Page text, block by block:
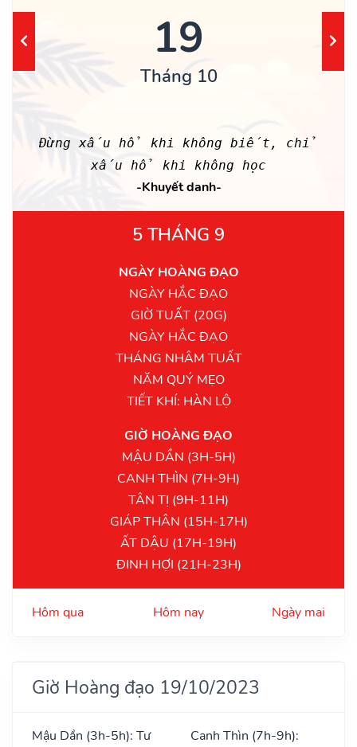
19
Tháng 10
Đừng xấu hổ khi không biết, chỉ
xấu hổ khi không học
-Khuyết danh-
5 THÁNG 9
NGÀY HOÀNG ĐẠO
NGÀY HẮC ĐẠO
GIỜ TUẤT (20G)
NGÀY HẮC ĐẠO
THÁNG NHÂM TUẤT
NĂM QUÝ MẸO
TIẾT KHÍ: HÀN LỘ
GIỜ HOÀNG ĐẠO
MẬU DẦN (3H-5H)
CANH THÌN (7H-9H)
TÂN TỊ (9H-11H)
GIÁP THÂN (15H-17H)
ẤT DẬU (17H-19H)
ĐINH HỢI (21H-23H)
Hôm qua Hôm nay Ngày mai
Giờ Hoàng đạo 19/10/2023
Mậu Dần (3h-5h): Tư
Canh Thìn (7h-9h):